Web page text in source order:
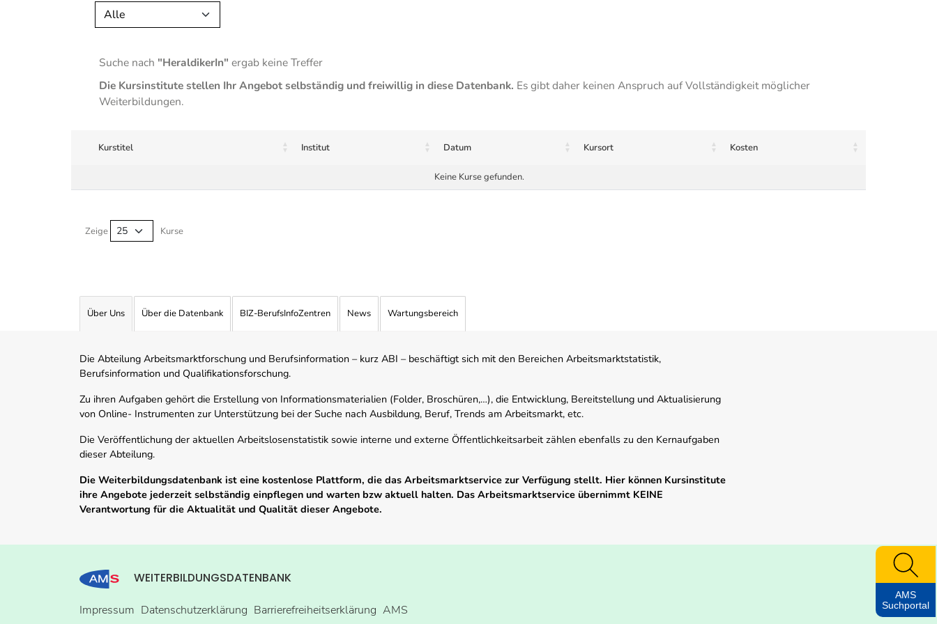
Alle
Suche nach "HeraldikerIn" ergab keine Treffer
Die Kursinstitute stellen Ihr Angebot selbständig und freiwillig in diese Datenbank. Es gibt daher keinen Anspruch auf Vollständigkeit möglicher
Weiterbildungen.
Kurstitel Institut Datum Kursort Kosten
Keine Kurse gefunden.
Zeige Kurse
Über Uns Über die Datenbank BIZ-BerufsInfoZentren News Wartungsbereich
Die Abteilung Arbeitsmarktforschung und Berufsinformation – kurz ABI – beschäftigt sich mit den Bereichen Arbeitsmarktstatistik,
Berufsinformation und Qualifikationsforschung.
Zu ihren Aufgaben gehört die Erstellung von Informationsmaterialien (Folder, Broschüren,…), die Entwicklung, Bereitstellung und Aktualisierung
von Online- Instrumenten zur Unterstützung bei der Suche nach Ausbildung, Beruf, Trends am Arbeitsmarkt, etc.
Die Veröffentlichung der aktuellen Arbeitslosenstatistik sowie interne und externe Öffentlichkeitsarbeit zählen ebenfalls zu den Kernaufgaben
dieser Abteilung.
Die Weiterbildungsdatenbank ist eine kostenlose Plattform, die das Arbeitsmarktservice zur Verfügung stellt. Hier können Kursinstitute
ihre Angebote jederzeit selbständig einpflegen und warten bzw aktuell halten. Das Arbeitsmarktservice übernimmt KEINE
Verantwortung für die Aktualität und Qualität dieser Angebote.
WEITERBILDUNGSDATENBANK
Impressum Datenschutzerklärung Barrierefreiheitserklärung AMS
AMS
Suchportal